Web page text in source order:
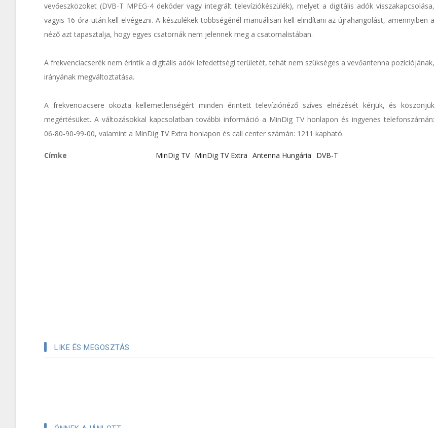
vevőeszközöket (DVB-T MPEG-4 dekóder vagy integrált televíziókészülék), melyet a digitális adók visszakapcsolása,
vagyis 16 óra után kell elvégezni. A készülékek többségénél manuálisan kell elindítani az újrahangolást, amennyiben a
néző azt tapasztalja, hogy egyes csatornák nem jelennek meg a csatornalistában.
A frekvenciacserék nem érintik a digitális adók lefedettségi területét, tehát nem szükséges a vevőantenna pozíciójának,
irányának megváltoztatása.
A frekvenciacsere okozta kellemetlenségért minden érintett televíziónéző szíves elnézését kérjük, és köszönjük
megértésüket. A változásokkal kapcsolatban további információ a MinDig TV honlapon és ingyenes telefonszámán:
06-80-90-99-00, valamint a MinDig TV Extra honlapon és call center számán: 1211 kapható.
Címke MinDig TV MinDig TV Extra Antenna Hungária DVB-T
LIKE ÉS MEGOSZTÁS